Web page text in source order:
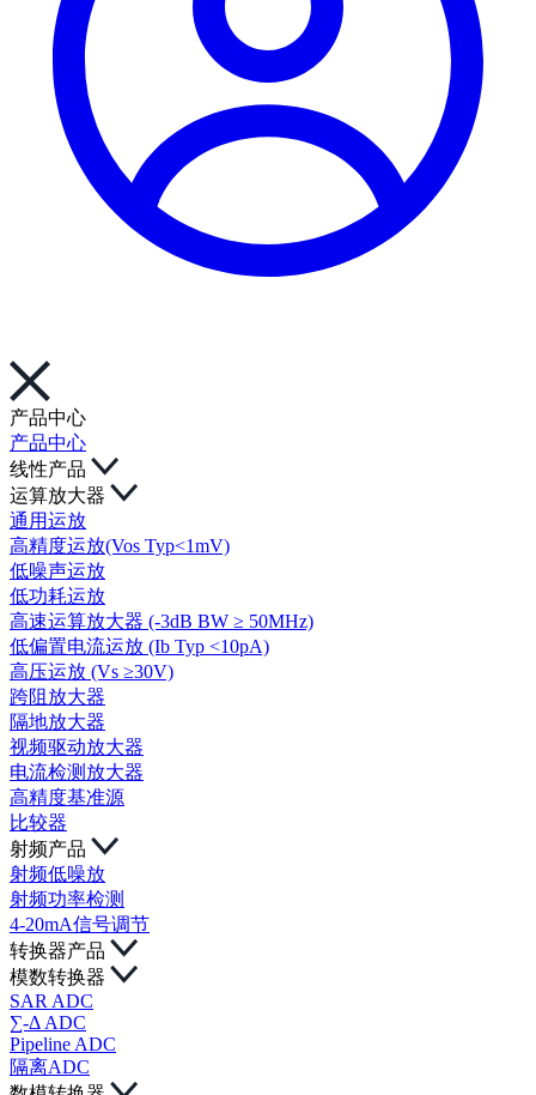
产品中心
产品中心
线性产品
运算放大器
通用运放
高精度运放(Vos Typ<1mV)
低噪声运放
低功耗运放
高速运算放大器 (-3dB BW ≥ 50MHz)
低偏置电流运放 (Ib Typ <10pA)
高压运放 (Vs ≥30V)
跨阻放大器
隔地放大器
视频驱动放大器
电流检测放大器
高精度基准源
比较器
射频产品
射频低噪放
射频功率检测
4-20mA信号调节
转换器产品
模数转换器
SAR ADC
∑-Δ ADC
Pipeline ADC
隔离ADC